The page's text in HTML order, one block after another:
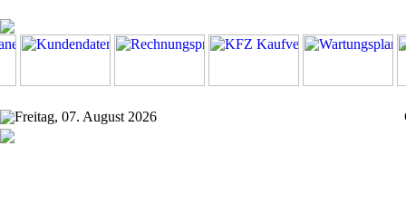
Freitag, 07. August 2026